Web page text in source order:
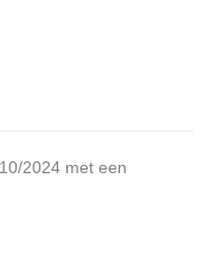
2024 met een